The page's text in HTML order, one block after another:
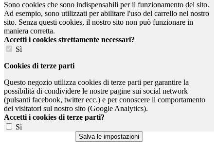
Sono cookies che sono indispensabili per il funzionamento del sito.
Ad esempio, sono utilizzati per abilitare l'uso del carrello nel nostro
sito. Senza questi cookies, il nostro sito non può funzionare in
maniera corretta.
Accetti i cookies strettamente necessari?
Sì
Cookies di terze parti
Questo negozio utilizza cookies di terze parti per garantire la
possibilità di condividere le nostre pagine sui social network
(pulsanti facebook, twitter ecc.) e per conoscere il comportamento
dei visitatori sul nostro sito (Google Analytics).
Accetti i cookies di terze parti?
Sì